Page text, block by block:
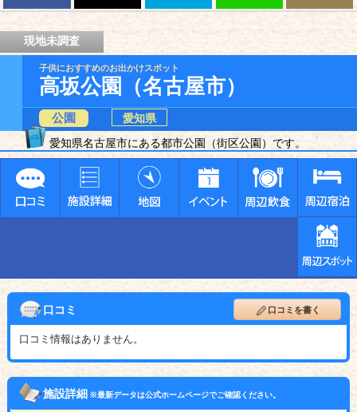
現地未調査
子供におすすめのお出かけスポット
高坂公園（名古屋市）
公園
愛知県
愛知県名古屋市にある都市公園（街区公園）です。
口コミ 口コミを書く
口コミ情報はありません。
施設詳細※最新データは公式ホームページでご確認ください。